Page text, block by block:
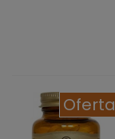
Oferta